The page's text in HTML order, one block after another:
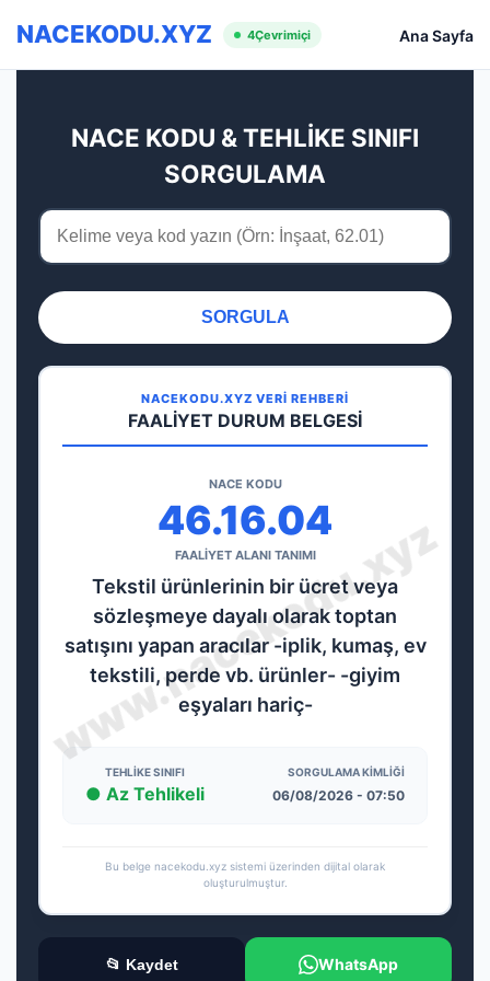
NACEKODU.XYZ 4Çevrimiçi Ana Sayfa
NACE KODU & TEHLİKE SINIFI
SORGULAMA
SORGULA
NACEKODU.XYZ VERİ REHBERİ
FAALİYET DURUM BELGESİ
NACE KODU
46.16.04
FAALİYET ALANI TANIMI
Tekstil ürünlerinin bir ücret veya
sözleşmeye dayalı olarak toptan
satışını yapan aracılar -iplik, kumaş, ev
tekstili, perde vb. ürünler- -giyim
eşyaları hariç-
TEHLIKE SINIFI
● Az Tehlikeli
SORGULAMA KIMLIĞI
06/08/2026 - 07:50
Bu belge nacekodu.xyz sistemi üzerinden dijital olarak
oluşturulmuştur.
📂 Kaydet WhatsApp